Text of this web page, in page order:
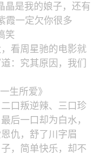
晶是我的娘子，还有
霞一定欠你很多
笑
看周星驰的电影就
：究其原因，我们
生所爱》
口叛逆辣、三口珍
后一口却为白水，
仇，舒了川字眉
，简单快乐，却不